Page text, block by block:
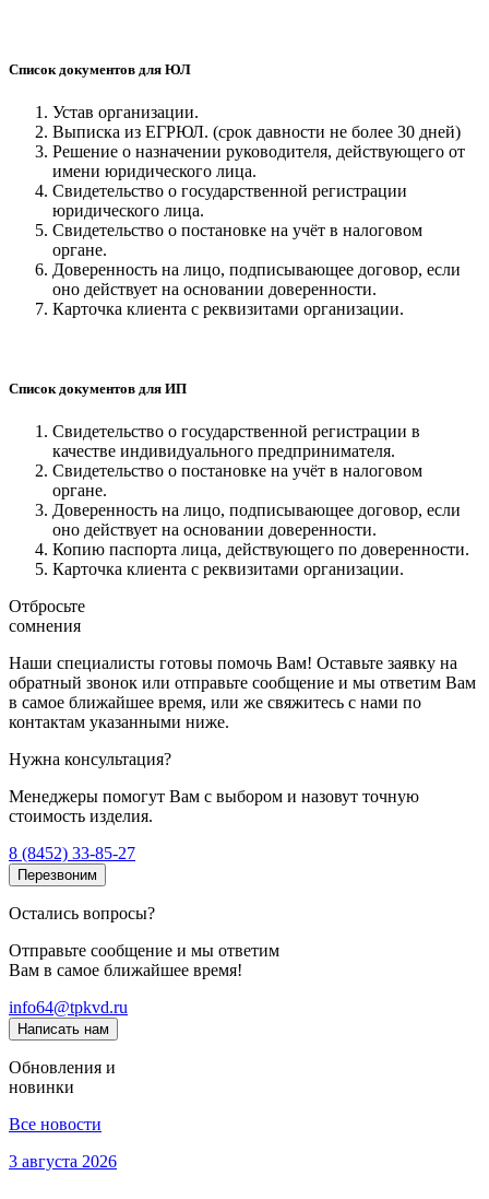
Список документов для ЮЛ
Устав организации.
Выписка из ЕГРЮЛ. (срок давности не более 30 дней)
Решение о назначении руководителя, действующего от
имени юридического лица.
Свидетельство о государственной регистрации
юридического лица.
Свидетельство о постановке на учёт в налоговом
органе.
Доверенность на лицо, подписывающее договор, если
оно действует на основании доверенности.
Карточка клиента с реквизитами организации.
Список документов для ИП
Свидетельство о государственной регистрации в
качестве индивидуального предпринимателя.
Свидетельство о постановке на учёт в налоговом
органе.
Доверенность на лицо, подписывающее договор, если
оно действует на основании доверенности.
Копию паспорта лица, действующего по доверенности.
Карточка клиента с реквизитами организации.
Отбросьте
сомнения
Наши специалисты готовы помочь Вам! Оставьте заявку на
обратный звонок или отправьте сообщение и мы ответим Вам
в самое ближайшее время, или же свяжитесь с нами по
контактам указанными ниже.
Нужна консультация?
Менеджеры помогут Вам с выбором и назовут точную
стоимость изделия.
8 (8452) 33-85-27
Перезвоним
Остались вопросы?
Отправьте сообщение и мы ответим
Вам в самое ближайшее время!
info64@tpkvd.ru
Написать нам
Обновления и
новинки
Все новости
3 августа 2026